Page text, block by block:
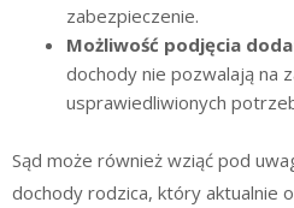
zabezpieczenie.
Możliwość podjęcia
dochody nie pozwalają na
usprawiedliwionych
Sąd może również wziąć pod
dochody rodzica, który aktualnie